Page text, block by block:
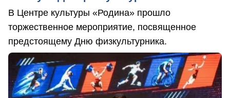
В Центре культуры «Родина» прошло
торжественное мероприятие, посвященное
предстоящему Дню физкультурника.